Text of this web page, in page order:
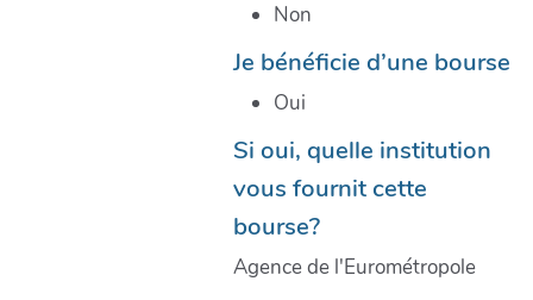
Non
Je bénéficie d’une bourse
Oui
Si oui, quelle institution
vous fournit cette
bourse?
Agence de l'Eurométropole